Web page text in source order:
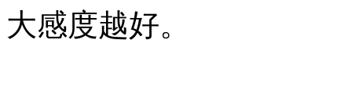
大感度越好。